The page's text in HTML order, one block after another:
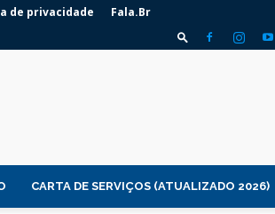
de privacidade Fala.Br
CARTA DE SERVIÇOS (ATUALIZADO 2026)